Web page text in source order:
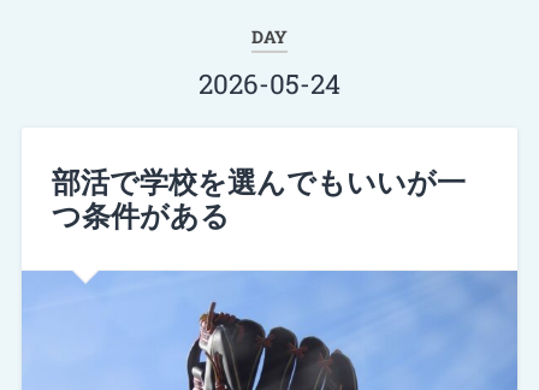
DAY
2026-05-24
部活で学校を選んでもいいが一
つ条件がある